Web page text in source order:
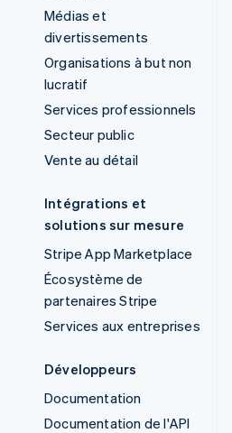
Médias et
divertissements
Organisations à but non
lucratif
Services professionnels
Secteur public
Vente au détail
Intégrations et
solutions sur mesure
Stripe App Marketplace
Écosystème de
partenaires Stripe
Services aux entreprises
Développeurs
Documentation
Documentation de l'API